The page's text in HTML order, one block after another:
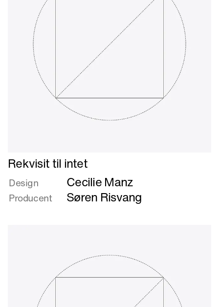
Læs
mere
om
Rekvisit
til
Rekvisit til intet
Design Cecilie Manz
Producent Søren Risvang